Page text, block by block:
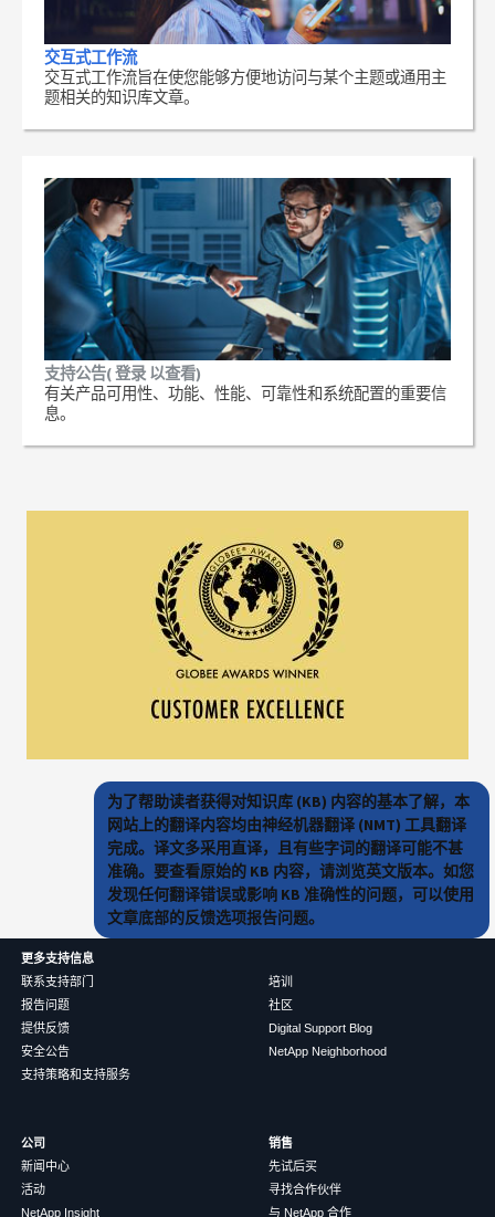
交互式工作流
交互式工作流旨在使您能够方便地访问与某个主题或通用主
题相关的知识库文章。
支持公告( 登录 以查看)
有关产品可用性、功能、性能、可靠性和系统配置的重要信
息。
为了帮助读者获得对知识库 (KB) 内容的基本了解，本
网站上的翻译内容均由神经机器翻译 (NMT) 工具翻译
完成。译文多采用直译，且有些字词的翻译可能不甚
准确。要查看原始的 KB 内容，请浏览英文版本。如您
发现任何翻译错误或影响 KB 准确性的问题，可以使用
文章底部的反馈选项报告问题。
更多支持信息
联系支持部门
报告问题
提供反馈
安全公告
支持策略和支持服务
培训
社区
Digital Support Blog
NetApp Neighborhood
公司
新闻中心
活动
NetApp Insight
销售
先试后买
寻找合作伙伴
与 NetApp 合作